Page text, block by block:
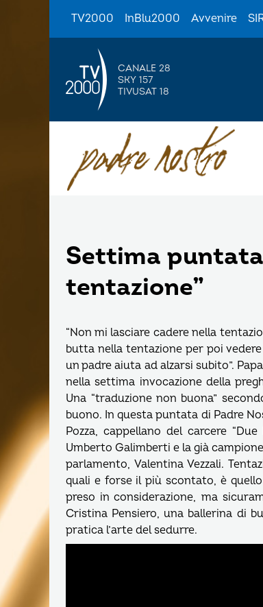
TV2000 InBlu2000 Avvenire
CANALE 28
SKY 157
TIVUSAT 18
Settima
tentazione”
“Non mi lasciare cadere nella
butta nella tentazione per poi
un padre aiuta ad alzarsi subito”.
nella settima invocazione della
Una “traduzione non buona”
buono. In questa puntata di Padre
Pozza, cappellano del carcere
Umberto Galimberti e la già
parlamento, Valentina Vezzali.
quali e forse il più scontato, è
preso in considerazione, ma
Cristina Pensiero, una ballerina di
pratica l’arte del sedurre.